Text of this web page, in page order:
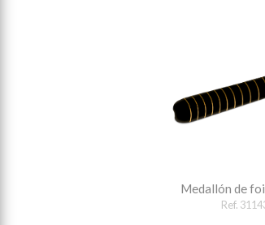
Medallón de
Ref.